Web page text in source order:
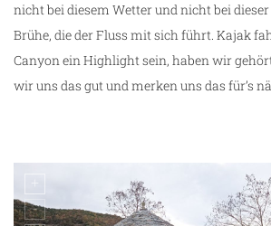
nicht bei diesem Wetter und nicht bei
Brühe, die der Fluss mit sich führt. Kajak
Canyon ein Highlight sein, haben wir
wir uns das gut und merken uns das für’s